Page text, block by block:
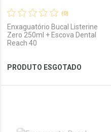
Ver Desconto Convênio
(0)
Enxaguatório Bucal Listerine
Zero 250ml + Escova Dental
Reach 40
PRODUTO ESGOTADO
Laboratório
Por Menos